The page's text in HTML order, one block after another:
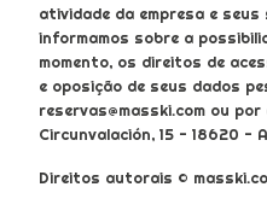
atividade da empresa e seus
informamos sobre a
momento, os direitos de
e oposição de seus dados
reservas@masski.com ou
Circunvalación, 15 - 18620 -
Direitos autorais ©